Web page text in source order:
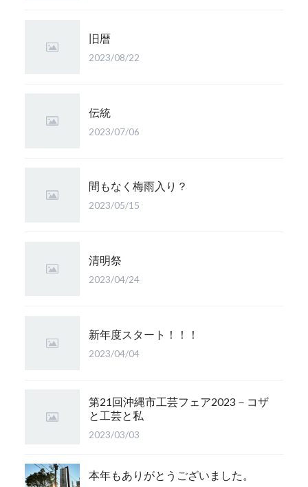
旧暦
2023/08/22
伝統
2023/07/06
間もなく梅雨入り？
2023/05/15
清明祭
2023/04/24
新年度スタート！！！
2023/04/04
第21回沖縄市工芸フェア2023－コザ
と工芸と私
2023/03/03
本年もありがとうございました。